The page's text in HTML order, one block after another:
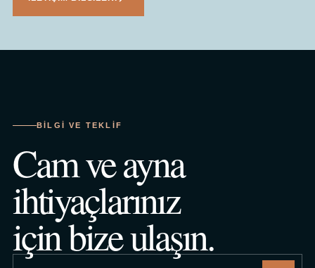
BILGI VE TEKLIF
Cam ve ayna
ihtiyaçlarınız
için bize ulaşın.